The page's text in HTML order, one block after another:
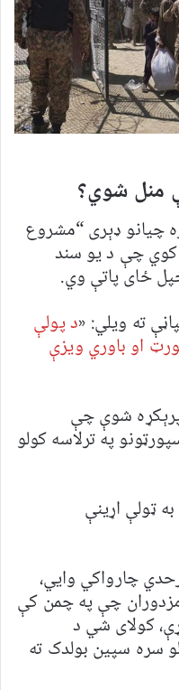
منل شوي؟
چیانو ډېری “مشروع
کوي چې د یو سند
ځای پاتې وي.
ته ویلي: «د پولې
او باوري ویزې
پرېکړه شوې چې
په ترلاسه کولو
ټولې اړینې
چارواکي وايي،
چې په چمن کې
کولای شي د
سره سپین بولدک ته